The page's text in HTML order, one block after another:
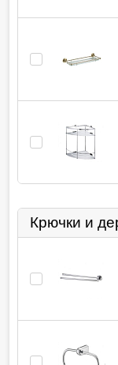
Крючки и